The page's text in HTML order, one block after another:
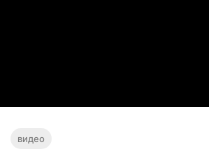
видео